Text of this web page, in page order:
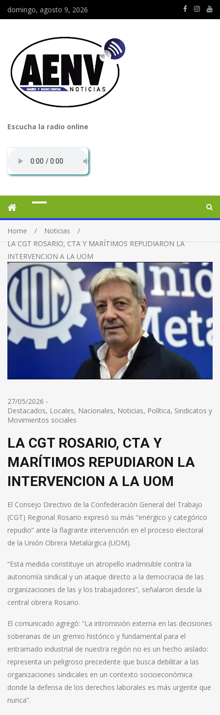
domingo, agosto 9, 2026
Escucha la radio online
Home
Noticias
LA CGT ROSARIO, CTA Y MARÍTIMOS REPUDIARON LA
INTERVENCION A LA UOM
27/05/2026 -
Destacados, Locales, Nacionales, Noticias, Política, Sindicatos y
Movimientos sociales
LA CGT ROSARIO, CTA Y
MARÍTIMOS REPUDIARON LA
INTERVENCION A LA UOM
El Consejo Directivo de la Confederación General del Trabajo
(CGT) Regional Rosario expresó su más “enérgico y categórico
repudio” ante la flagrante intervención en el proceso electoral
de la Unión Obrera Metalúrgica (UOM).
“Esta medida constituye un atropello inadmisible contra la
autonomía sindical y un ataque directo a la democracia de las
organizaciones de las y los trabajadores”, señalaron desde la
central obrera Rosario.
El comunicado agregó: “La intromisión externa en las decisiones
soberanas de un gremio histórico y fundamental para el
entramado industrial de nuestra región no es un hecho aislado:
representa un peligroso precedente que busca debilitar a las
organizaciones sindicales en un contexto socioeconómica
donde la defensa de los derechos laborales es más urgente que
nunca”.